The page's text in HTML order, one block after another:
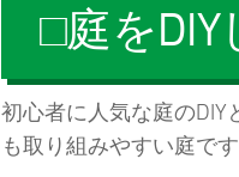
□庭を
初心者に人気な庭の
も取り組みやすい庭です